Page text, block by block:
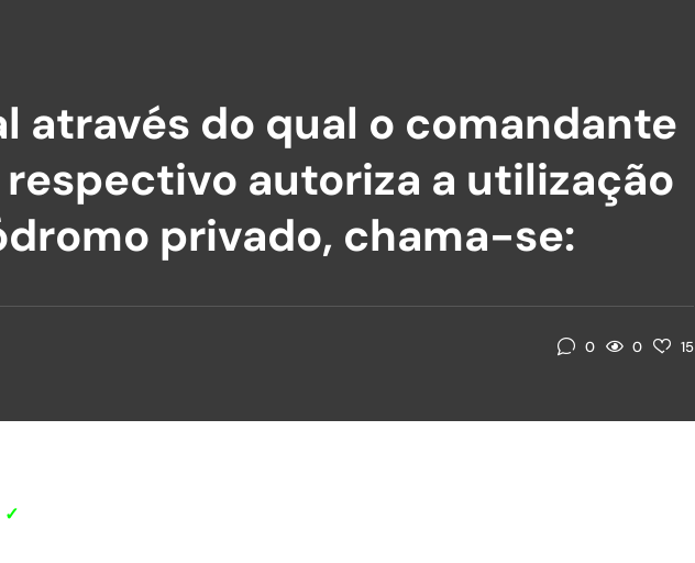
através do qual o comandante
respectivo autoriza a utilização
privado, chama-se:
0 0 15
✓